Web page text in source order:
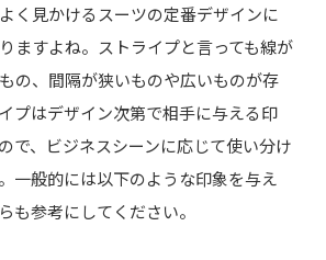
く見かけるスーツの定番デザインに
ますよね。ストライプと言っても線が
の、間隔が狭いものや広いものが存
プはデザイン次第で相手に与える印
で、ビジネスシーンに応じて使い分け
一般的には以下のような印象を与え
も参考にしてください。